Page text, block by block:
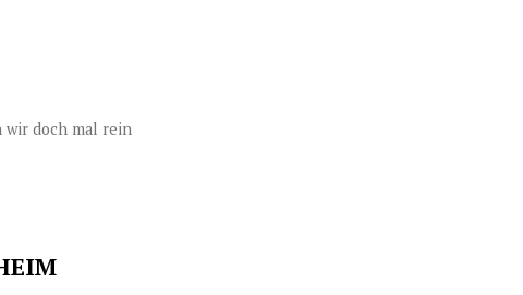
wir doch mal rein